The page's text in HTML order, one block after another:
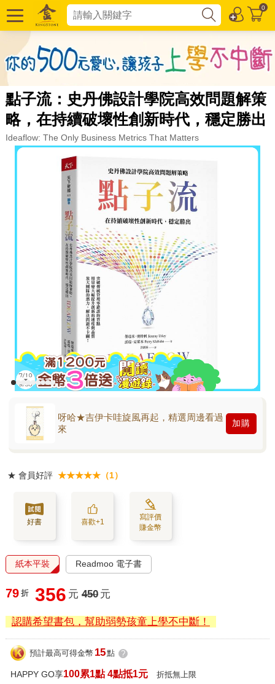
0
點子流：史丹佛設計學院高效問題解策
略，在持續破壞性創新時代，穩定勝出
Ideaflow: The Only Business Metrics That Matters
呀哈★吉伊卡哇旋風再起，精選周邊看過
來
加購
★ 會員好評 ★★★★★（1）
好書 喜歡+1
寫評價
賺金幣
紙本平裝 Readmoo 電子書
79 折 356 元 450 元
認購希望書包，幫助弱勢孩童上學不中斷！
預計最高可得金幣 15點 ?
HAPPY GO享100累1點 4點抵1元 折抵無上限